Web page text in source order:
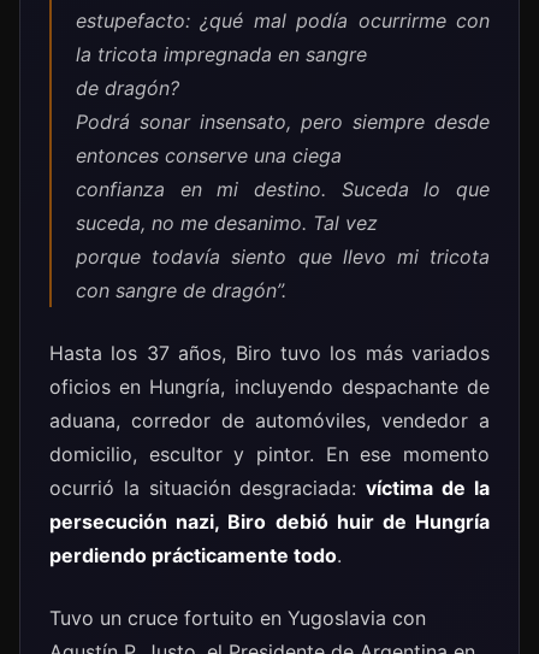
estupefacto: ¿qué mal podía ocurrirme con
la tricota impregnada en sangre
de dragón?
Podrá sonar insensato, pero siempre desde
entonces conserve una ciega
confianza en mi destino. Suceda lo que
suceda, no me desanimo. Tal vez
porque todavía siento que llevo mi tricota
con sangre de dragón”.
Hasta los 37 años, Biro tuvo los más variados
oficios en Hungría, incluyendo despachante de
aduana, corredor de automóviles, vendedor a
domicilio, escultor y pintor. En ese momento
ocurrió la situación desgraciada:víctima de la
persecución nazi, Biro debió huir de Hungría
perdiendo prácticamente todo.
Tuvo un cruce fortuito en Yugoslavia con